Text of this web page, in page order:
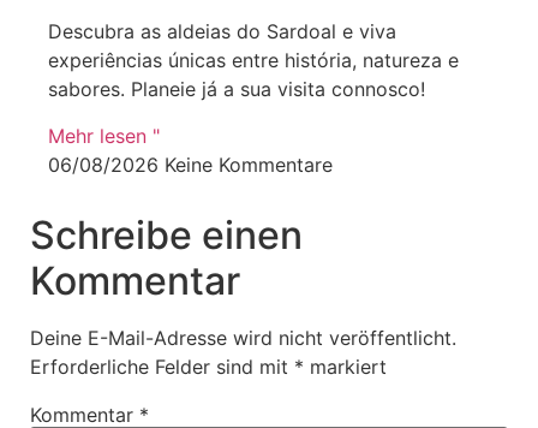
Descubra as aldeias do Sardoal e viva
experiências únicas entre história, natureza e
sabores. Planeie já a sua visita connosco!
Mehr lesen "
06/08/2026 Keine Kommentare
Schreibe einen
Kommentar
Deine E-Mail-Adresse wird nicht veröffentlicht.
Erforderliche Felder sind mit * markiert
Kommentar *